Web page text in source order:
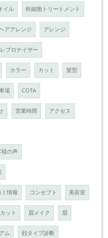
イル 幹細胞トリートメント
アアレンジ アレンジ
レプロナイザー
カラー カット 髪型
場 COTA
営業時間 アクセス
様の声
情報 コンセプト 美容室
ット 眉メイク 眉
ム 顔タイプ診断